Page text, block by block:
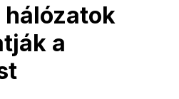
hálózatok
a